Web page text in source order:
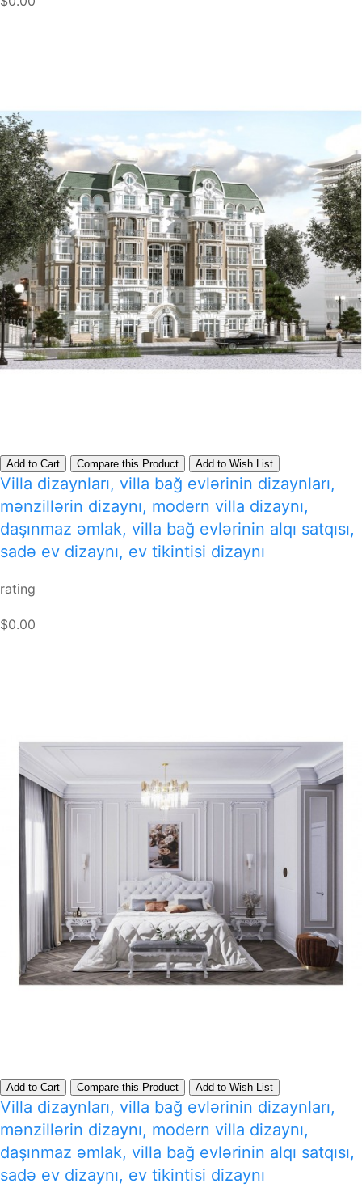
Add to Cart Compare this Product Add to Wish List
Villa dizaynları, villa bağ evlərinin dizaynları,
mənzillərin dizaynı, modern villa dizaynı,
daşınmaz əmlak, villa bağ evlərinin alqı satqısı,
sadə ev dizaynı, ev tikintisi dizaynı
rating
$0.00
Add to Cart Compare this Product Add to Wish List
Villa dizaynları, villa bağ evlərinin dizaynları,
mənzillərin dizaynı, modern villa dizaynı,
daşınmaz əmlak, villa bağ evlərinin alqı satqısı,
sadə ev dizaynı, ev tikintisi dizaynı